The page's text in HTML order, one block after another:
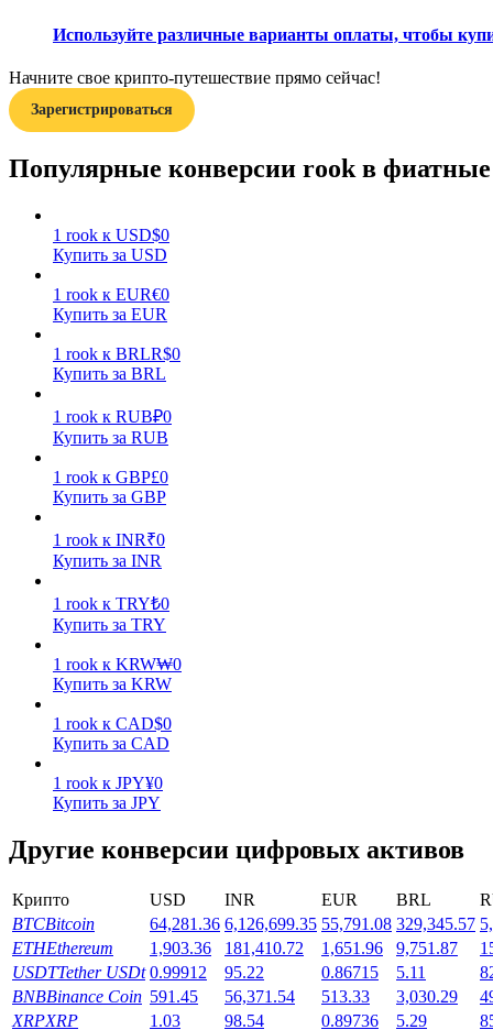
Гид
Руководство для начинающих по фьючерсам
Торговые стратегии
Заработок
Силовая свинья
Получайте конкурентные награды ежедневно
Используйте различные варианты оплаты, чтобы
Начните свое крипто-путешествие прямо сейчас!
Зарегистрироваться
Популярные конверсии rook в
1 rook к USD$0
Купить за USD
1 rook к EUR€0
Купить за EUR
1 rook к BRLR$0
Купить за BRL
1 rook к RUB₽0
Купить за RUB
1 rook к GBP£0
Купить за GBP
1 rook к INR₹0
Купить за INR
1 rook к TRY₺0
Купить за TRY
1 rook к KRW₩0
Купить за KRW
1 rook к CAD$0
Купить за CAD
1 rook к JPY¥0
Купить за JPY
Другие конверсии цифровых активов
Крипто USD INR EUR BRL
BTCBitcoin 64,281.36 6,126,699.35 55,791.08 329,345.57
ETHEthereum 1,903.36 181,410.72 1,651.96 9,751.87
USDTTether USDt 0.99912 95.22 0.86715 5.11
BNBBinance Coin 591.45 56,371.54 513.33 3,030.29
XRPXRP 1.03 98.54 0.89736 5.29